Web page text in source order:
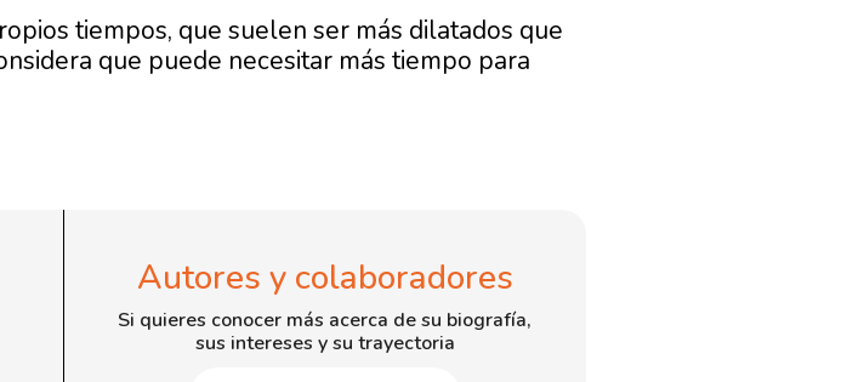
tiempos, que suelen ser más dilatados que
que puede necesitar más tiempo para
Autores y colaboradores
Si quieres conocer más acerca de su biografía,
sus intereses y su trayectoria